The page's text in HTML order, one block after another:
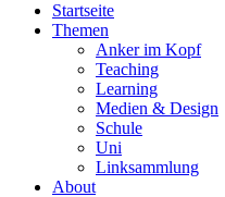
Startseite
Themen
Anker im Kopf
Teaching
Learning
Medien & Design
Schule
Uni
Linksammlung
About